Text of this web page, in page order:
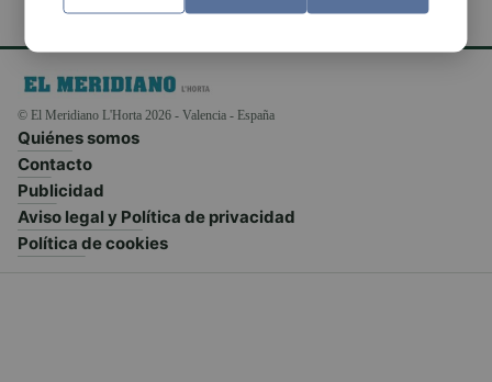
© El Meridiano L'Horta 2026 - Valencia - España
Quiénes somos
Contacto
Publicidad
Aviso legal y Política de privacidad
Política de cookies